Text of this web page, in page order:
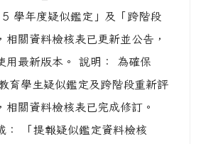
學年度疑似鑑定」及「跨階段
相關資料檢核表已更新並公告，
用最新版本。 說明： 為確保
育學生疑似鑑定及跨階段重新評
相關資料檢核表已完成修訂。
： 「提報疑似鑑定資料檢核